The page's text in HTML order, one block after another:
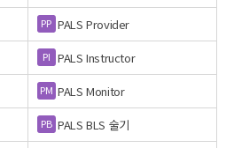
PP PALS Provider
PI PALS Instructor
PM PALS Monitor
PB PALS BLS 술기